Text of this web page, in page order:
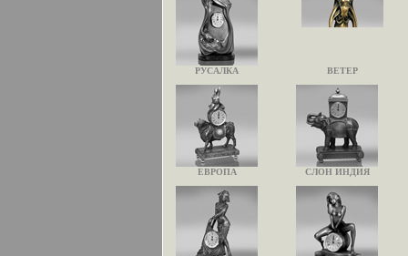
РУСАЛКА ВЕТЕР
ЕВРОПА СЛОН ИНДИЯ